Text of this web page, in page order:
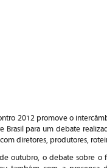
2012 promove o
Brasil para um debate
diretores, produtores,
outubro, o debate sobre o